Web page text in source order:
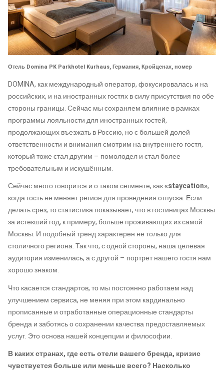
Отель Domina PK Parkhotel Kurhaus, Германия, Кройценах, номер
DOMINA, как международный оператор, фокусировалась и на
российских, и на иностранных гостях в силу присутствия по обе
стороны границы. Сейчас мы сохраняем влияние в рамках
программы лояльности для иностранных гостей,
продолжающих въезжать в Россию, но с большей долей
ответственности и внимания смотрим на внутреннего гостя,
который тоже стал другим – помолодел и стал более
требовательным и искушённым.
Сейчас много говорится и о таком сегменте, как«staycation»,
когда гость не меняет регион для проведения отпуска. Если
делать срез, то статистика показывает, что в гостиницах Москвы
за истекший год, к примеру, больше проживающих из самой
Москвы. И подобный тренд характерен не только для
столичного региона. Так что, с одной стороны, наша целевая
аудитория изменилась, а с другой – портрет нашего гостя нам
хорошо знаком.
Что касается стандартов, то мы постоянно работаем над
улучшением сервиса, не меняя при этом кардинально
прописанные и отработанные операционные стандарты
бренда и заботясь о сохранении качества предоставляемых
услуг. Это основа нашей концепции и философии.
В каких странах, где есть отели вашего бренда, кризис
чувствуется больше или меньше всего? Насколько